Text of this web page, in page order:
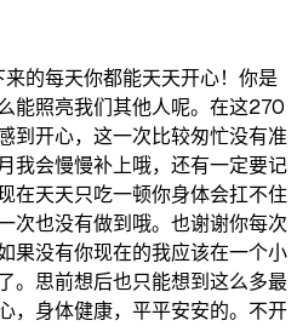
的每天你都能天天开心！你是
能照亮我们其他人呢。在这270
到开心，这一次比较匆忙没有准
我会慢慢补上哦，还有一定要记
在天天只吃一顿你身体会扛不住
次也没有做到哦。也谢谢你每次
果没有你现在的我应该在一个小
。思前想后也只能想到这么多最
，身体健康，平平安安的。不开